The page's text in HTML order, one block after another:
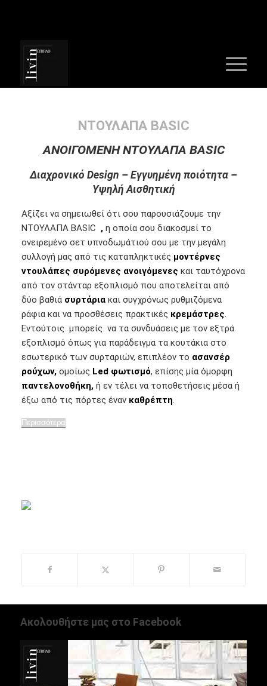
ΝΤΟΥΛΑΠΑ BASIC
ΑΝΟΙΓΟΜΕΝΗ ΝΤΟΥΛΑΠΑ BASIC
Διαχρονικό Design – Εγγυημένη ποιότητα –
Υψηλή Αισθητική
Αξίζει να σημειωθεί ότι σου παρουσιάζουμε την
ΝΤΟΥΛΑΠΑ BASIC , η οποία σου διακοσμεί το
ονειρεμένο σετ υπνοδωμάτιού σου με την μεγάλη
συλλογή μας από τις καταπληκτικές μοντέρνες
ντουλάπες συρόμενες ανοιγόμενες και ταυτόχρονα
από τον στάνταρ εξοπλισμό που αποτελείται από
δύο βαθιά συρτάριακαι συγχρόνως ρυθμιζόμενα
ράφια και να προσθέσεις πρακτικές κρεμάστρες.
Εντούτοις μπορείς να τα συνδυάσεις με τον εξτρά
εξοπλισμό όπως για παράδειγμα τα κουτάκια στο
εσωτερικό των συρταριών, επιπλέον το ασανσέρ
ρούχων, ομοίως Led φωτισμό, επίσης μία όμορφη
παντελονοθήκη,ή εν τέλει να τοποθετήσεις μέσα ή
έξω από τις πόρτες έναν καθρέπτη.
Περισσότερα
Ακολουθήστε μας στο Facebook